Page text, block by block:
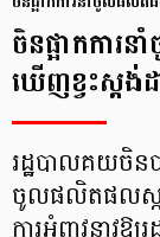
ចិនផ្អាកការ
ឃើញខ្វះស្តង់
រដ្ឋបាលគយចិន
ចូលផលិតផលស្ក